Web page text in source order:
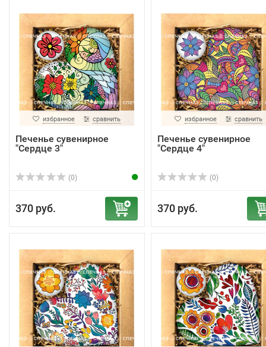
избранное сравнить
Печенье сувенирное
"Сердце 3"
(0)
370 руб.
избранное сравнить
Печенье сувенирное
"Сердце 4"
(0)
370 руб.